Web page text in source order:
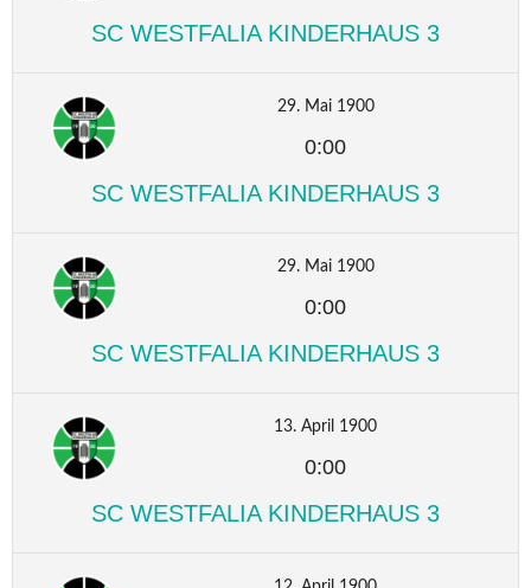
SC WESTFALIA KINDERHAUS 3
29. Mai 1900
0:00
SC WESTFALIA KINDERHAUS 3
29. Mai 1900
0:00
SC WESTFALIA KINDERHAUS 3
13. April 1900
0:00
SC WESTFALIA KINDERHAUS 3